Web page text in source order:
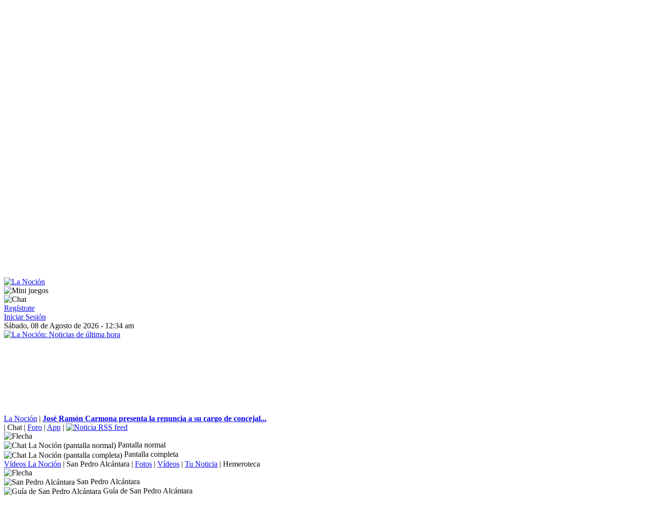
Regístrate
Iniciar Sesión
Sábado, 08 de Agosto de 2026 - 12:34 am
La Noción | José Ramón Carmona presenta la renuncia a su cargo de concejal...
| Chat | Foro | App |
Pantalla normal
Pantalla completa
Vídeos La Noción | San Pedro Alcántara | Fotos | Vídeos | Tu Noticia | Hemeroteca
San Pedro Alcántara
Guía de San Pedro Alcántara